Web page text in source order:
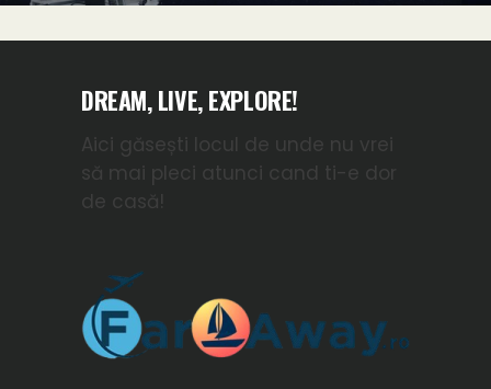
DREAM, LIVE, EXPLORE!
Aici găsești locul de unde nu vrei
să mai pleci atunci cand ti-e dor
de casă!